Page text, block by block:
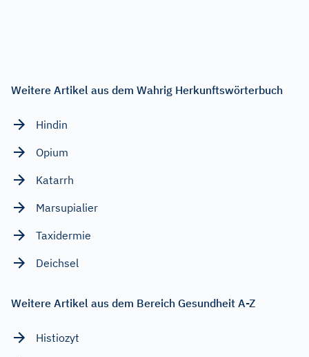
Weitere Artikel aus dem Wahrig Herkunftswörterbuch
Hindin
Opium
Katarrh
Marsupialier
Taxidermie
Deichsel
Weitere Artikel aus dem Bereich Gesundheit A-Z
Histiozyt